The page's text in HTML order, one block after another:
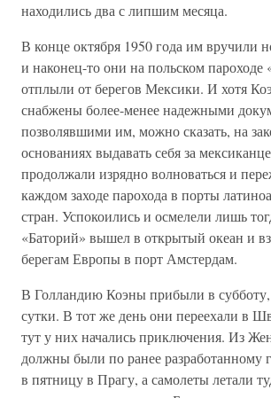
находились два с липшим месяца.
В конце октября 1950 года им вручили
и наконец-то они на польском пароходе
отплыли от берегов Мексики. И хотя
снабжены более-менее надежными
позволявшими им, можно сказать, на
основаниях выдавать себя за
продолжали изрядно волноваться и
каждом заходе парохода в порты
стран. Успокоились и осмелели лишь
«Баторий» вышел в открытый океан и
берегам Европы в порт Амстердам.
В Голландию Коэны прибыли в субботу,
сутки. В тот же день они переехали в
тут у них начались приключения. Из
должны были по ранее разработанному
в пятницу в Прагу, а самолеты летали